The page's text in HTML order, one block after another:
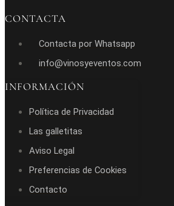
CONTACTA
Contacta por Whatsapp
info@vinosyeventos.com
INFORMACIÓN
Política de Privacidad
Las galletitas
Aviso Legal
Preferencias de Cookies
Contacto